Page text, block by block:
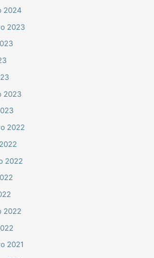
2024
2023
2023
2022
2022
2022
2021